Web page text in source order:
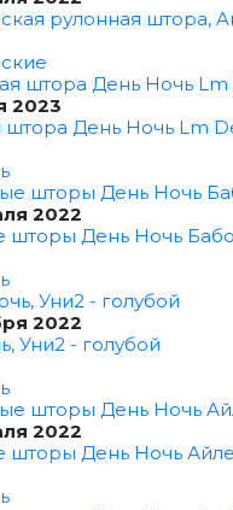
рулонная штора,
2023
штора День Ночь Lm
2022
шторы День Ночь
2022
Уни2 - голубой
2022
шторы День Ночь